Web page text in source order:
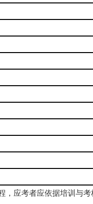
应考者应依据培训与考